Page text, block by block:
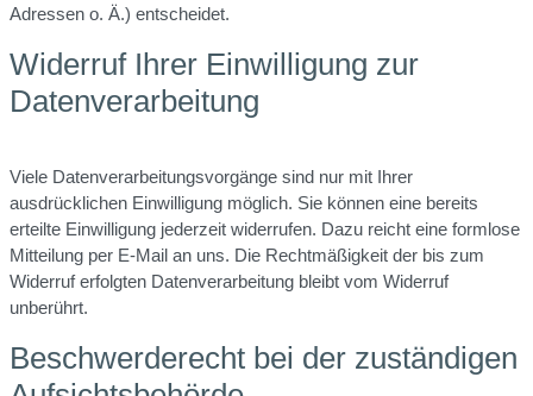
Adressen o. Ä.) entscheidet.
Widerruf Ihrer Einwilligung zur
Datenverarbeitung
Viele Datenverarbeitungsvorgänge sind nur mit Ihrer
ausdrücklichen Einwilligung möglich. Sie können eine bereits
erteilte Einwilligung jederzeit widerrufen. Dazu reicht eine formlose
Mitteilung per E-Mail an uns. Die Rechtmäßigkeit der bis zum
Widerruf erfolgten Datenverarbeitung bleibt vom Widerruf
unberührt.
Beschwerderecht bei der zuständigen